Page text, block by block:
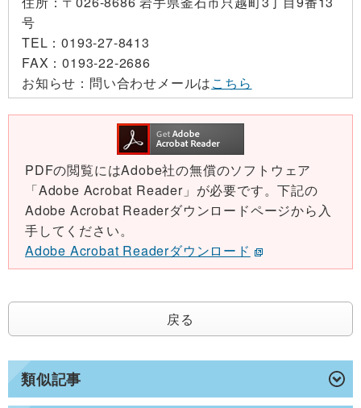
類似記事
号
TEL：0193-27-8413
FAX：0193-22-2686
お知らせ： 問い合わせメールはこちら
PDFの閲覧にはAdobe社の無償のソフトウェア
「Adobe Acrobat Reader」が必要です。下記の
Adobe Acrobat Readerダウンロードページから入
手してください。
Adobe Acrobat Readerダウンロード
戻る